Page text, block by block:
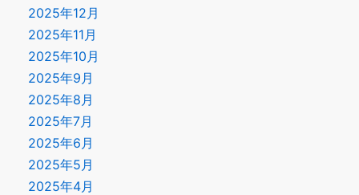
2025年12月
2025年11月
2025年10月
2025年9月
2025年8月
2025年7月
2025年6月
2025年5月
2025年4月